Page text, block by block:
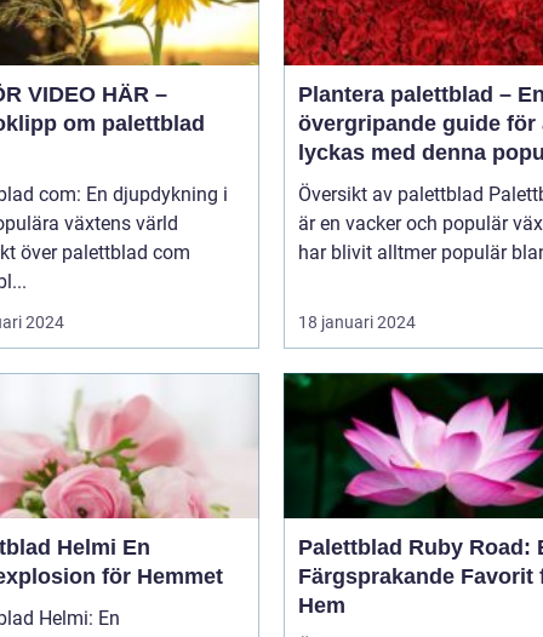
VIDEO HÄR –
om palettblad
com: En djupdykning i
växtens värld
över palettblad com
2024
Plantera palettblad –
övergripande guide för
lyckas med denna
växt
Översikt av palettblad Palettblad
är en vacker och populär
har blivit alltmer populär
18 januari 2024
Helmi En
för Hemmet
Helmi: En
Palettblad Ruby Road:
Färgsprakande Favorit
Hem